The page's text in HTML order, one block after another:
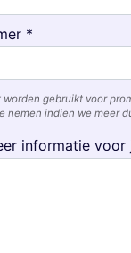
*
worden gebruikt voor
nemen indien we meer
informatie voor